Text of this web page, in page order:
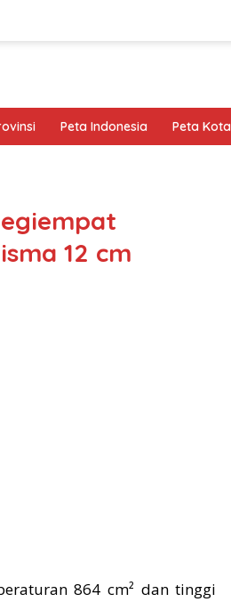
Peta Indonesia Peta Kota
12 cm
864 cm² dan tinggi